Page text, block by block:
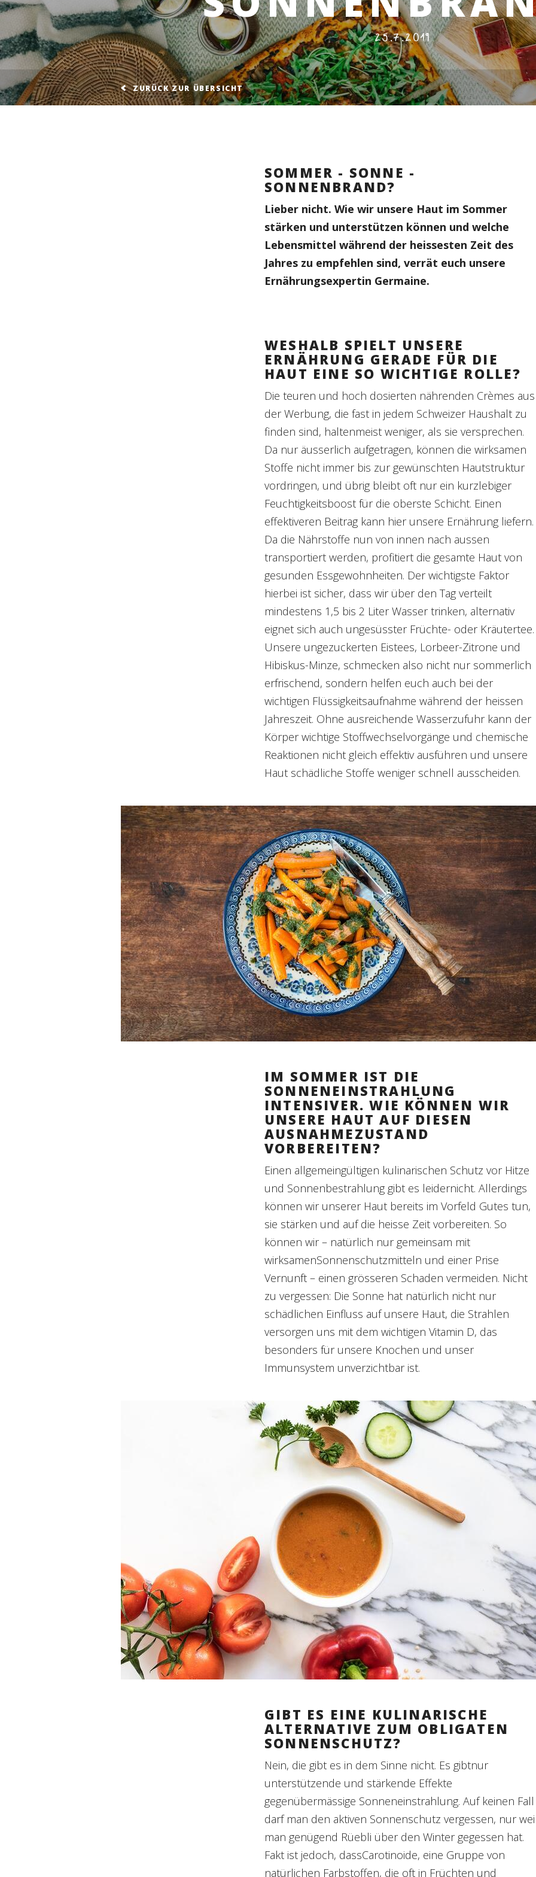
25.7.2019
ZURÜCK ZUR ÜBERSICHT
SOMMER - SONNE -
SONNENBRAND?
Lieber nicht. Wie wir unsere Haut im Sommer
stärken und unterstützen können und welche
Lebensmittel während der heissesten Zeit des
Jahres zu empfehlen sind, verrät euch unsere
Ernährungsexpertin Germaine.
WESHALB SPIELT UNSERE
ERNÄHRUNG GERADE FÜR DIE
HAUT EINE SO WICHTIGE ROLLE?
Die teuren und hoch dosierten nährenden Crèmes aus
der Werbung, die fast in jedem Schweizer Haushalt zu
finden sind, haltenmeist weniger, als sie versprechen.
Da nur äusserlich aufgetragen, können die wirksamen
Stoffe nicht immer bis zur gewünschten Hautstruktur
vordringen, und übrig bleibt oft nur ein kurzlebiger
Feuchtigkeitsboost für die oberste Schicht. Einen
effektiveren Beitrag kann hier unsere Ernährung liefern.
Da die Nährstoffe nun von innen nach aussen
transportiert werden, profitiert die gesamte Haut von
gesunden Essgewohnheiten. Der wichtigste Faktor
hierbei ist sicher, dass wir über den Tag verteilt
mindestens 1,5 bis 2 Liter Wasser trinken, alternativ
eignet sich auch ungesüsster Früchte- oder Kräutertee.
Unsere ungezuckerten Eistees, Lorbeer-Zitrone und
Hibiskus-Minze, schmecken also nicht nur sommerlich
erfrischend, sondern helfen euch auch bei der
wichtigen Flüssigkeitsaufnahme während der heissen
Jahreszeit. Ohne ausreichende Wasserzufuhr kann der
Körper wichtige Stoffwechselvorgänge und chemische
Reaktionen nicht gleich effektiv ausführen und unsere
Haut schädliche Stoffe weniger schnell ausscheiden.
IM SOMMER IST DIE
SONNENEINSTRAHLUNG
INTENSIVER. WIE KÖNNEN WIR
UNSERE HAUT AUF DIESEN
AUSNAHMEZUSTAND
VORBEREITEN?
Einen allgemeingültigen kulinarischen Schutz vor Hitze
und Sonnenbestrahlung gibt es leidernicht. Allerdings
können wir unserer Haut bereits im Vorfeld Gutes tun,
sie stärken und auf die heisse Zeit vorbereiten. So
können wir – natürlich nur gemeinsam mit
wirksamenSonnenschutzmitteln und einer Prise
Vernunft – einen grösseren Schaden vermeiden. Nicht
zu vergessen: Die Sonne hat natürlich nicht nur
schädlichen Einfluss auf unsere Haut, die Strahlen
versorgen uns mit dem wichtigen Vitamin D, das
besonders für unsere Knochen und unser
Immunsystem unverzichtbar ist.
GIBT ES EINE KULINARISCHE
ALTERNATIVE ZUM OBLIGATEN
SONNENSCHUTZ?
Nein, die gibt es in dem Sinne nicht. Es gibtnur
unterstützende und stärkende Effekte
gegenübermässige Sonneneinstrahlung. Auf keinen Fall
darf man den aktiven Sonnenschutz vergessen, nur
man genügend Rüebli über den Winter gegessen hat.
Fakt ist jedoch, dassCarotinoide, eine Gruppe von
natürlichen Farbstoffen, die oft in Früchten und